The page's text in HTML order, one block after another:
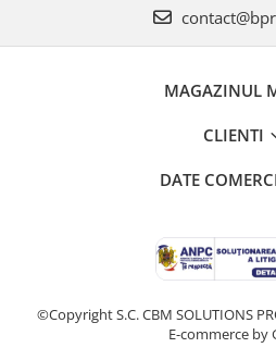
MAGAZINUL
CLIENTI
DATE
©Copyright S.C. CBM SOLUTIONS
E-commerce by